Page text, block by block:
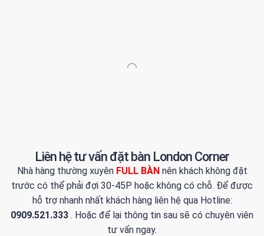
Liên hệ tư vấn đặt bàn London Corner
Nhà hàng thường xuyên FULL BÀNnên khách không đặt
trước có thể phải đợi 30-45P hoặc không có chỗ. Để được
hỗ trợ nhanh nhất khách hàng liên hệ qua Hotline:
0909.521.333 . Hoặc để lại thông tin sau sẽ có chuyên viên
tư vấn ngay.